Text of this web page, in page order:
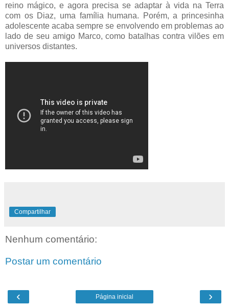
reino mágico, e agora precisa se adaptar à vida na Terra
com os Diaz, uma família humana. Porém, a princesinha
adolescente acaba sempre se envolvendo em problemas ao
lado de seu amigo Marco, como batalhas contra vilões em
universos distantes.
Compartilhar
Nenhum comentário:
Postar um comentário
‹ ›
Página inicial